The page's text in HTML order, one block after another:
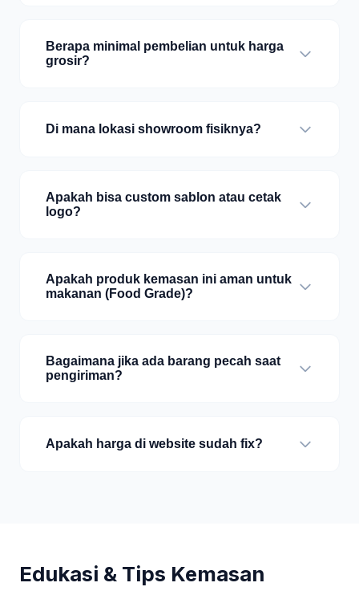
Berapa minimal pembelian untuk harga
grosir?
Di mana lokasi showroom fisiknya?
Apakah bisa custom sablon atau cetak
logo?
Apakah produk kemasan ini aman untuk
makanan (Food Grade)?
Bagaimana jika ada barang pecah saat
pengiriman?
Apakah harga di website sudah fix?
Edukasi & Tips Kemasan